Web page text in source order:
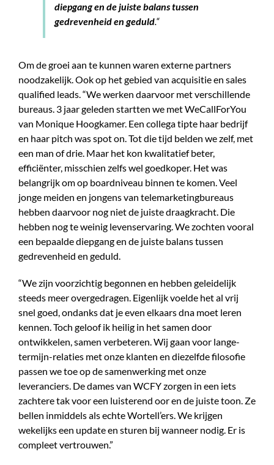
diepgang en de juiste balans tussen
gedrevenheid en geduld.“
Om de groei aan te kunnen waren externe partners
noodzakelijk. Ook op het gebied van acquisitie en sales
qualified leads. “We werken daarvoor met verschillende
bureaus. 3 jaar geleden startten we met WeCallForYou
van Monique Hoogkamer. Een collega tipte haar bedrijf
en haar pitch was spot on. Tot die tijd belden we zelf, met
een man of drie. Maar het kon kwalitatief beter,
efficiënter, misschien zelfs wel goedkoper. Het was
belangrijk om op boardniveau binnen te komen. Veel
jonge meiden en jongens van telemarketingbureaus
hebben daarvoor nog niet de juiste draagkracht. Die
hebben nog te weinig levenservaring. We zochten vooral
een bepaalde diepgang en de juiste balans tussen
gedrevenheid en geduld.
“We zijn voorzichtig begonnen en hebben geleidelijk
steeds meer overgedragen. Eigenlijk voelde het al vrij
snel goed, ondanks dat je even elkaars dna moet leren
kennen. Toch geloof ik heilig in het samen door
ontwikkelen, samen verbeteren. Wij gaan voor lange-
termijn-relaties met onze klanten en diezelfde filosofie
passen we toe op de samenwerking met onze
leveranciers. De dames van WCFY zorgen in een iets
zachtere tak voor een luisterend oor en de juiste toon. Ze
bellen inmiddels als echte Wortell’ers. We krijgen
wekelijks een update en sturen bij wanneer nodig. Er is
compleet vertrouwen.”